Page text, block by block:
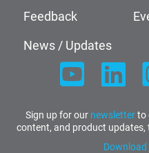
Feedback
News / Updates
Sign up for our newsletterto
content, and product updates,
Download